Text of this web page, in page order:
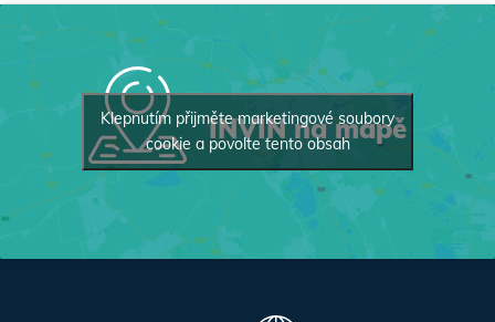
INVIN na mapě
Klepnutím přijměte marketingové soubory
cookie a povolte tento obsah